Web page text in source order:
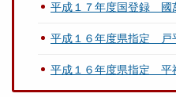
平成１７年度国登録 國
平成１６年度県指定 戸
平成１６年度県指定 平